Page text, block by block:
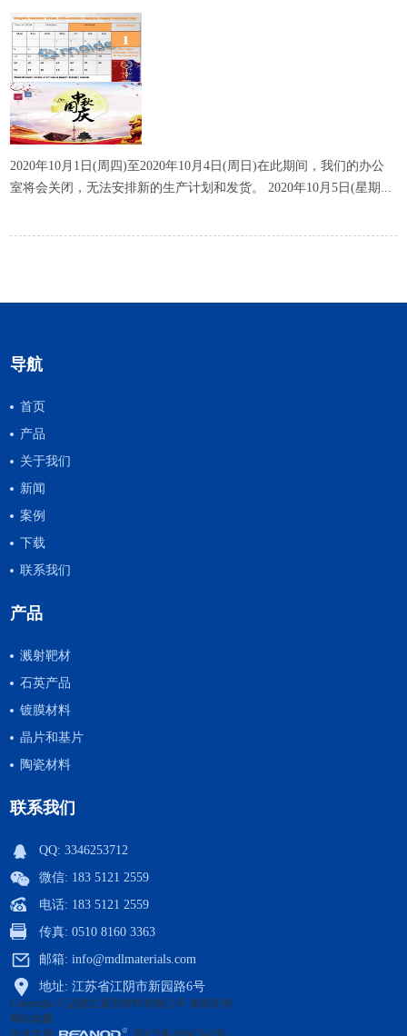
2020年10月1日(周四)至2020年10月4日(周日)在此期间，我们的办公
室将会关闭，无法安排新的生产计划和发货。 2020年10月5日(星期...
导航
首页
产品
关于我们
新闻
案例
下载
联系我们
产品
溅射靶材
石英产品
镀膜材料
晶片和基片
陶瓷材料
联系我们
QQ:3346253712
微信: 183 5121 2559
电话: 183 5121 2559
传真: 0510 8160 3363
邮箱:info@mdlmaterials.com
地址: 江苏省江阴市新园路6号
Copyright © 迈德立新型材料有限公司 版权所有
网站地图